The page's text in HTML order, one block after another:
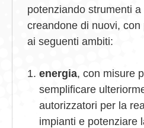
potenziando strumenti
creandone di nuovi,
ai seguenti ambiti:
energia, con misure
semplificare
autorizzatori per la
impianti e potenziare